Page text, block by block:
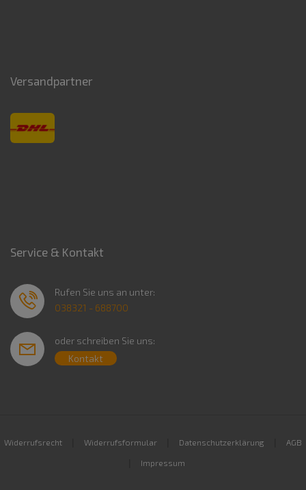
Versandpartner
Service & Kontakt
Rufen Sie uns an unter:
038321 - 688700
oder schreiben Sie uns:
Kontakt
Widerrufsrecht Widerrufsformular Datenschutzerklärung AGB
Impressum